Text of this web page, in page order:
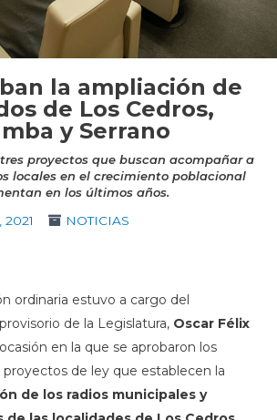
la ampliación de
de Los Cedros,
y Serrano
proyectos que buscan acompañar a
locales en el crecimiento poblacional
en los últimos años.
2021
NOTICIAS
ordinaria estuvo a cargo del
de la Legislatura,Oscar Félix
en la que se aprobaron los
de ley que establecen la
de los radios municipales y